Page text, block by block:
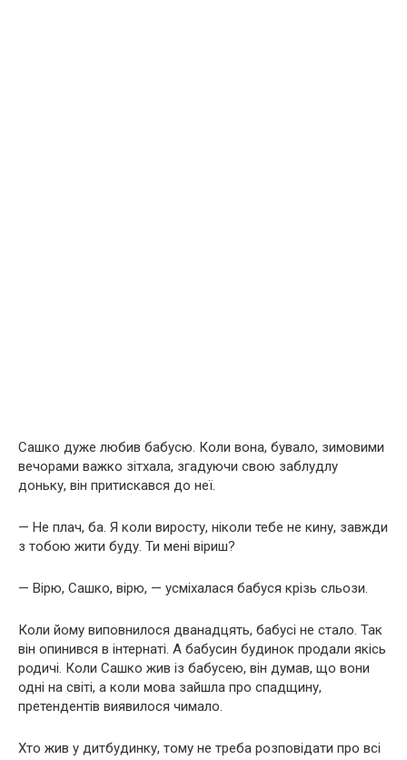
Сашко дуже любив бабусю. Коли вона, бувало, зимовими
вечорами важко зітхала, згадуючи свою заблудлу
доньку, він притискався до неї.
— Не плач, ба. Я коли виросту, ніколи тебе не кину, завжди
з тобою жити буду. Ти мені віриш?
— Вірю, Сашко, вірю, — усміхалася бабуся крізь сльози.
Коли йому виповнилося дванадцять, бабусі не стало. Так
він опинився в інтернаті. А бабусин будинок продали якісь
родичі. Коли Сашко жив із бабусею, він думав, що вони
одні на світі, а коли мова зайшла про спадщину,
претендентів виявилося чимало.
Хто жив у дитбудинку, тому не треба розповідати про всі